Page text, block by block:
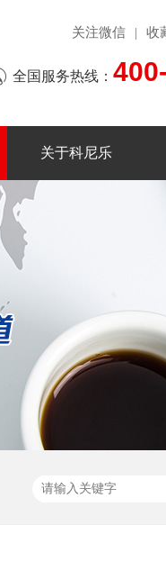
关注微信 收
全国服务热线：
关于科尼乐